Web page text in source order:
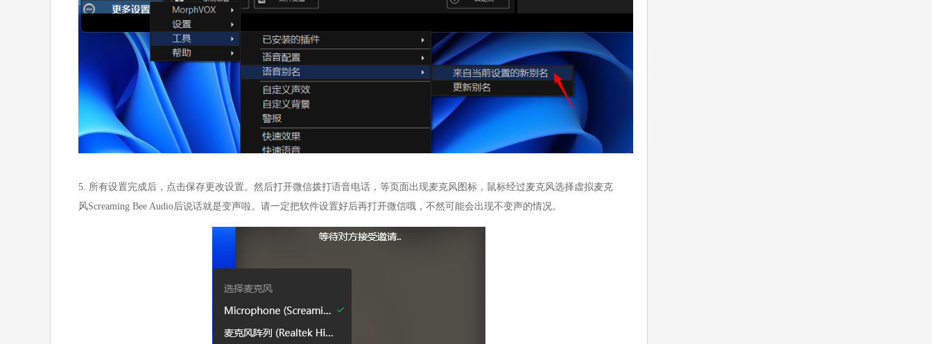
5. 所有设置完成后，点击保存更改设置。然后打开微信拨打语音电话，等页面出现麦克风图标，鼠标经过麦克风选择虚拟麦克
风Screaming Bee Audio后说话就是变声啦。请一定把软件设置好后再打开微信哦，不然可能会出现不变声的情况。